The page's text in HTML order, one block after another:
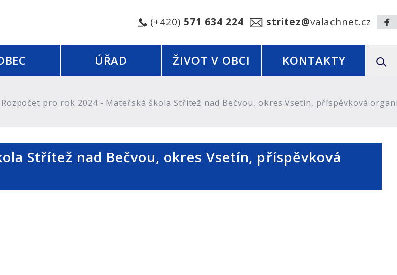
ÚŘAD ŽIVOT V OBCI KONTAKTY
(+420) 571 634 224 stritez@valachnet.cz
Rozpočet pro rok 2024 - Mateřská škola Střítež nad Bečvou, okres Vsetín, příspěvková
Střítež nad Bečvou, okres Vsetín, příspěvková